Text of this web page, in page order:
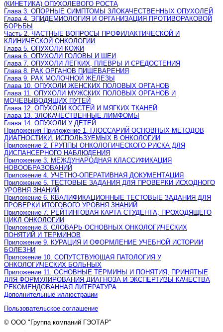
(КИНЕТИКА) ОПУХОЛЕВОГО РОСТА
Глава 3. ОПОРНЫЕ СИМПТОМЫ ЗЛОКАЧЕСТВЕННЫХ ОПУХОЛЕЙ
Глава 4. ЭПИДЕМИОЛОГИЯ И ОРГАНИЗАЦИЯ ПРОТИВОРАКОВОЙ
БОРЬБЫ
Часть 2. ЧАСТНЫЕ ВОПРОСЫ ПРОФИЛАКТИЧЕСКОЙ И
КЛИНИЧЕСКОЙ ОНКОЛОГИИ
Глава 5. ОПУХОЛИ КОЖИ
Глава 6. ОПУХОЛИ ГОЛОВЫ И ШЕИ
Глава 7. ОПУХОЛИ ЛЕГКИХ, ПЛЕВРЫ И СРЕДОСТЕНИЯ
Глава 8. РАК ОРГАНОВ ПИЩЕВАРЕНИЯ
Глава 9. РАК МОЛОЧНОЙ ЖЕЛЕЗЫ
Глава 10. ОПУХОЛИ ЖЕНСКИХ ПОЛОВЫХ ОРГАНОВ
Глава 11. ОПУХОЛИ МУЖСКИХ ПОЛОВЫХ ОРГАНОВ И
МОЧЕВЫВОДЯЩИХ ПУТЕЙ
Глава 12. ОПУХОЛИ КОСТЕЙ И МЯГКИХ ТКАНЕЙ
Глава 13. ЗЛОКАЧЕСТВЕННЫЕ ЛИМФОМЫ
Глава 14. ОПУХОЛИ У ДЕТЕЙ
Приложения Приложение 1. ГЛОССАРИЙ ОСНОВНЫХ МЕТОДОВ
ДИАГНОСТИКИ, ИСПОЛЬЗУЕМЫХ В ОНКОЛОГИИ
Приложение 2. ГРУППЫ ОНКОЛОГИЧЕСКОГО РИСКА ДЛЯ
ДИСПАНСЕРНОГО НАБЛЮДЕНИЯ
Приложение 3. МЕЖДУНАРОДНАЯ КЛАССИФИКАЦИЯ
НОВООБРАЗОВАНИЙ
Приложение 4. УЧЕТНО-ОПЕРАТИВНАЯ ДОКУМЕНТАЦИЯ
Приложение 5. ТЕСТОВЫЕ ЗАДАНИЯ ДЛЯ ПРОВЕРКИ ИСХОДНОГО
УРОВНЯ ЗНАНИЙ
Приложение 6. КВАЛИФИКАЦИОННЫЕ ТЕСТОВЫЕ ЗАДАНИЯ ДЛЯ
ПРОВЕРКИ ИТОГОВОГО УРОВНЯ ЗНАНИЙ
Приложение 7. РЕЙТИНГОВАЯ КАРТА СТУДЕНТА, ПРОХОДЯЩЕГО
ЦИКЛ ОНКОЛОГИИ
Приложение 8. СЛОВАРЬ ОСНОВНЫХ ОНКОЛОГИЧЕСКИХ
ПОНЯТИЙ И ТЕРМИНОВ
Приложение 9. КУРАЦИЯ И ОФОРМЛЕНИЕ УЧЕБНОЙ ИСТОРИИ
БОЛЕЗНИ
Приложение 10. СОПУТСТВУЮЩАЯ ПАТОЛОГИЯ У
ОНКОЛОГИЧЕСКИХ БОЛЬНЫХ
Приложение 11. ОСНОВНЫЕ ТЕРМИНЫ И ПОНЯТИЯ, ПРИНЯТЫЕ
ДЛЯ ФОРМУЛИРОВАНИЯ ДИАГНОЗА И ЭКСПЕРТИЗЫ КАЧЕСТВА
РЕКОМЕНДОВАННАЯ ЛИТЕРАТУРА
Дополнительные иллюстрации
Пользовательское соглашение
© ООО "Группа компаний ГЭОТАР"